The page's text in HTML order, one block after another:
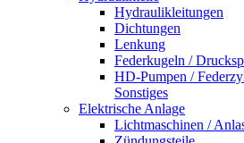
Hydraulikleitungen
Dichtungen
Lenkung
Federkugeln /
HD-Pumpen /
Sonstiges
Elektrische Anlage
Lichtmaschinen /